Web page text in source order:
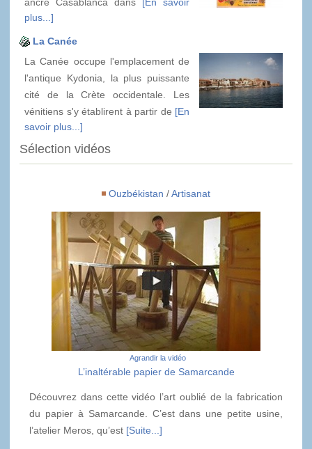
plus...]
La Canée
La Canée occupe l'emplacement de
l'antique Kydonia, la plus puissante
cité de la Crète occidentale. Les
vénitiens s'y établirent à partir de [En
savoir plus...]
Sélection vidéos
Ouzbékistan /Artisanat
Agrandir la vidéo
L’inaltérable papier de Samarcande
Découvrez dans cette vidéo l’art oublié de la fabrication
du papier à Samarcande. C’est dans une petite usine,
l’atelier Meros, qu’est [Suite...]